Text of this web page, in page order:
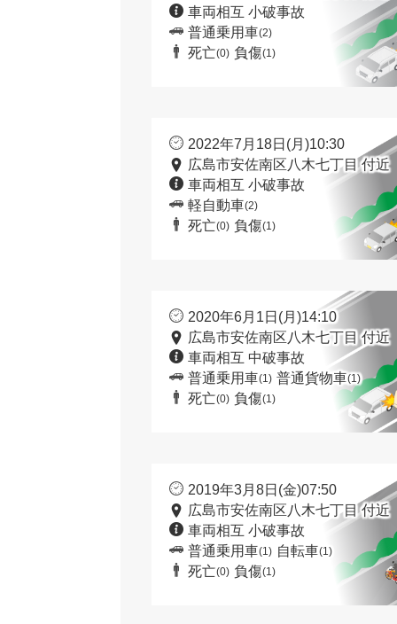
車両相互 小破事故
普通乗用車(2)
死亡(0) 負傷(1)
2022年7月18日(月)10:30
広島市安佐南区八木七丁目 付近
車両相互 小破事故
軽自動車(2)
死亡(0) 負傷(1)
2020年6月1日(月)14:10
広島市安佐南区八木七丁目 付近
車両相互 中破事故
普通乗用車(1) 普通貨物車(1)
死亡(0) 負傷(1)
2019年3月8日(金)07:50
広島市安佐南区八木七丁目 付近
車両相互 小破事故
普通乗用車(1) 自転車(1)
死亡(0) 負傷(1)